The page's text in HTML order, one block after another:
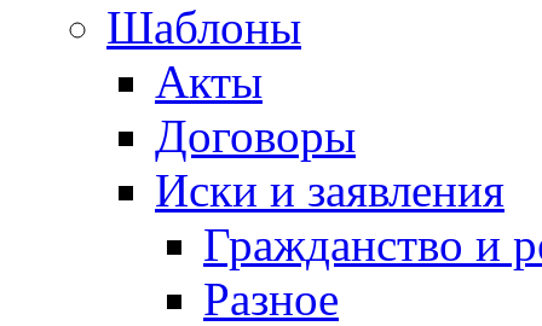
Шаблоны
Акты
Договоры
Иски и заявления
Гражданство и
Разное